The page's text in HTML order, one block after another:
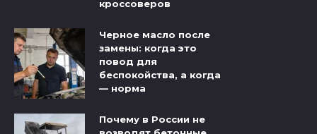
кроссоверов
Черное масло после
замены: когда это
повод для
беспокойства, а когда
— норма
Почему в России не